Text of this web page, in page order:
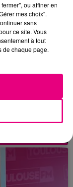
ou affiner en
mes choix".
sans
ce site. Vous
à tout
de chaque page.